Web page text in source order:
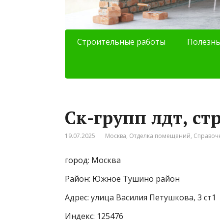
Строительные работы
Ск-групп лдт,
19.07.2025 Москва, Отделка помещений,
город: Москва
Район: Южное Тушино район
Адрес: улица Василия Петушкова, 3 ст1
Индекс: 125476